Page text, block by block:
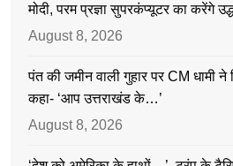
मोदी, परम प्रज्ञा सुपरकंप्यूटर का करेंगे
August 8, 2026
पंत की जमीन वाली गुहार पर CM धामी ने
कहा- ‘आप उत्तराखंड के…’
August 8, 2026